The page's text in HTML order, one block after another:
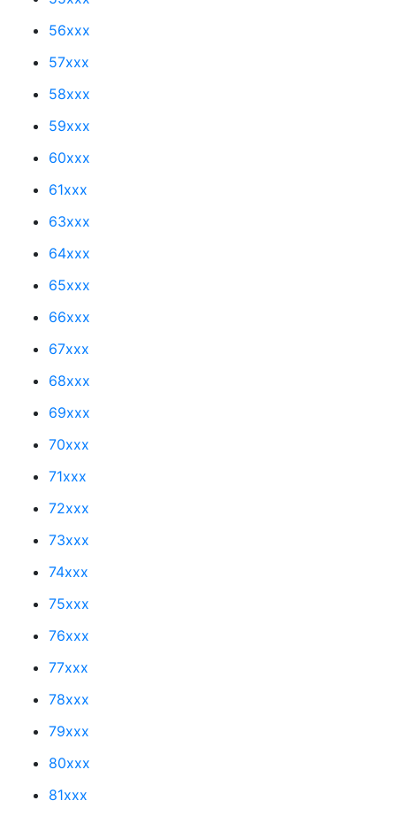
56xxx
57xxx
58xxx
59xxx
60xxx
61xxx
63xxx
64xxx
65xxx
66xxx
67xxx
68xxx
69xxx
70xxx
71xxx
72xxx
73xxx
74xxx
75xxx
76xxx
77xxx
78xxx
79xxx
80xxx
81xxx